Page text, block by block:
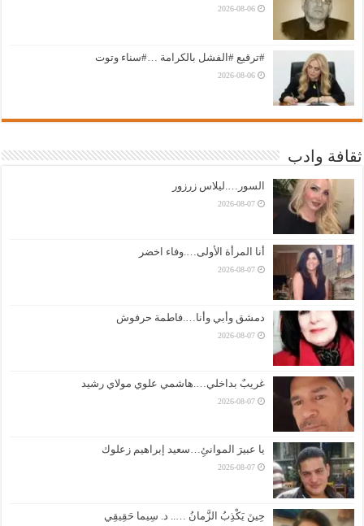
2026-08-06
#ترقيع #الفشل بالكرامة …#سناء وتوت
2026-08-06
ثقافة وادب
السور….ليلاس زرزور
2026-08-07
أنا المرأة الأولى….وفاء اخضر
2026-08-07
دمشق وأبي وأنا….فاطمة حرفوش
2026-08-07
غريبٌ بداخلي….هاشمي علوي مولاي رشيد
2026-08-07
يا عبيرَ الموانئِ…سعيد إبراهيم زعلوك
2026-08-07
حِينَ يَكْذِبُ الزَّمانُ ….. د. سِيما حَقِيقِي